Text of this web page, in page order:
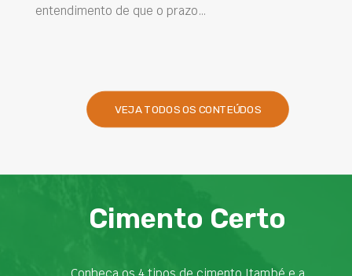
desempenho das obras são desafios cada
VEJA TODOS OS CONTEÚDOS
Cimento Certo